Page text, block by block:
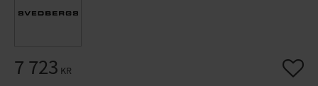
7 723 KR Lägg